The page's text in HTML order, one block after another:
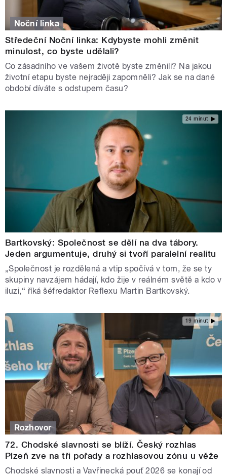
Noční linka
Středeční Noční linka: Kdybyste mohli změnit
minulost, co byste udělali?
Co zásadního ve vašem životě byste změnili? Na jakou
životní etapu byste nejraději zapomněli? Jak se na dané
období díváte s odstupem času?
24 minut
Bartkovský: Společnost se dělí na dva tábory.
Jeden argumentuje, druhý si tvoří paralelní realitu
„Společnost je rozdělená a vtip spočívá v tom, že se ty
skupiny navzájem hádají, kdo žije v reálném světě a kdo v
iluzi,“ říká šéfredaktor Reflexu Martin Bartkovský.
19 minut
Rozhovor
72. Chodské slavnosti se blíží. Český rozhlas
Plzeň zve na tři pořady a rozhlasovou zónu u věže
Chodské slavnosti a Vavřinecká pouť 2026 se konají od